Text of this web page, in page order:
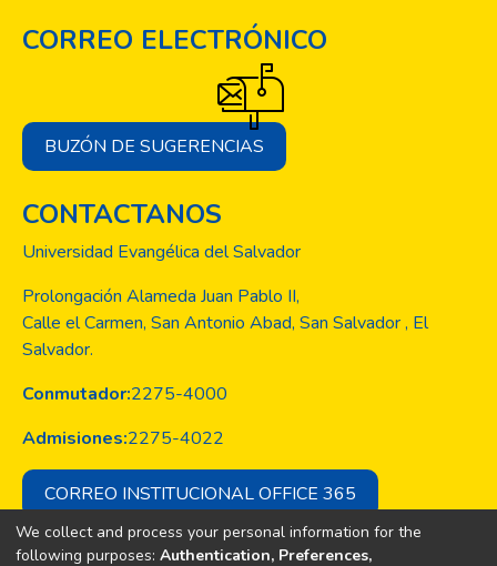
CORREO ELECTRÓNICO
BUZÓN DE SUGERENCIAS
CONTACTANOS
Universidad Evangélica del Salvador
Prolongación Alameda Juan Pablo II,
Calle el Carmen, San Antonio Abad, San Salvador , El
Salvador.
Conmutador:2275-4000
Admisiones:2275-4022
CORREO INSTITUCIONAL OFFICE 365
We collect and process your personal information for the
following purposes: Authentication, Preferences,